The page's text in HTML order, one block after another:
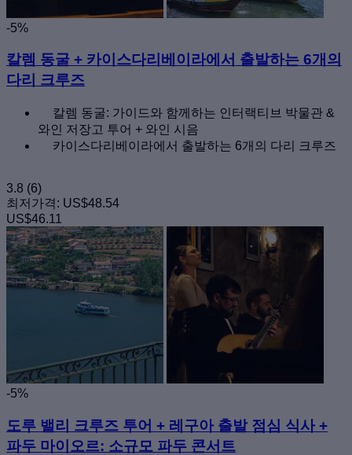
-5%
칼렘 동굴 + 카이스다리베이라에서 출발하는 6개의
다리 크루즈
칼렘 동굴: 가이드와 함께하는 인터랙티브 박물관 &
와인 저장고 투어 + 와인 시음
카이스다리베이라에서 출발하는 6개의 다리 크루즈
3.8 (6)
최저가격: US$48.54
US$46.11
-5%
도루 밸리 크루즈 투어 + 레구아 출발 점심 식사 +
파두 마이오르: 소규모 파두 콘서트